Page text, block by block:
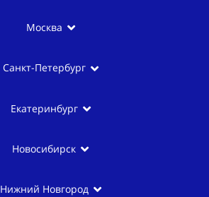
Москва
Санкт-Петербург
Екатеринбург
Новосибирск
Нижний Новгород